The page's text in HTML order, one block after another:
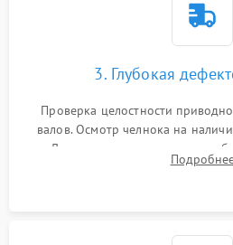
3. Глубокая
Проверка целостности
валов. Осмотр челнока на
Диагностика электромотора,
компьютерных машин),